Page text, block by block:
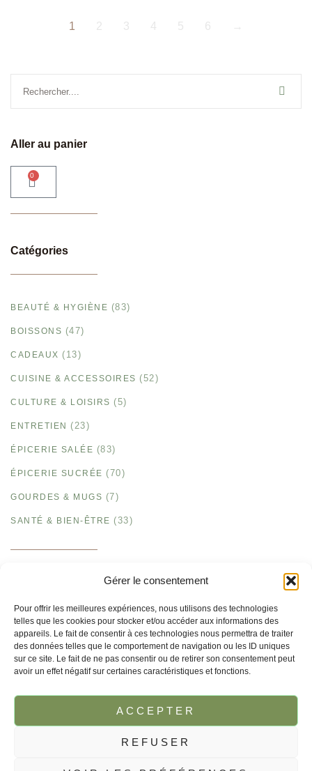
Gérer le consentement
Pour offrir les meilleures expériences, nous utilisons des technologies
telles que les cookies pour stocker et/ou accéder aux informations des
appareils. Le fait de consentir à ces technologies nous permettra de traiter
des données telles que le comportement de navigation ou les ID uniques
sur ce site. Le fait de ne pas consentir ou de retirer son consentement peut
avoir un effet négatif sur certaines caractéristiques et fonctions.
ACCEPTER
REFUSER
Aller au panier
0
Catégories
BEAUTÉ & HYGIÈNE (83)
BOISSONS (47)
CADEAUX (13)
CUISINE & ACCESSOIRES (52)
CULTURE & LOISIRS (5)
ENTRETIEN (23)
ÉPICERIE SALÉE (83)
ÉPICERIE SUCRÉE (70)
GOURDES & MUGS (7)
SANTÉ & BIEN-ÊTRE (33)
1 2 3 4 5 6 →
FACEBOOK INSTAGRAM